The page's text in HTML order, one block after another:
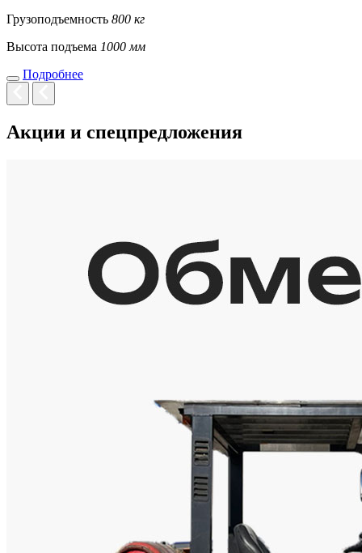
Грузоподъемность 800 кг
Высота подъема 1000 мм
Подробнее
Акции и спецпредложения